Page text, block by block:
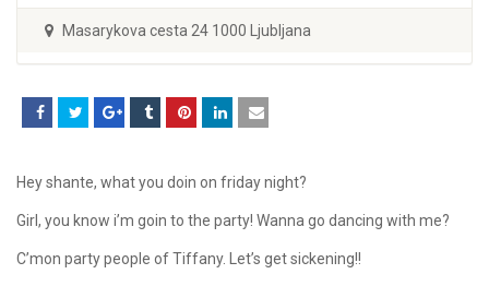
Masarykova cesta 24 1000 Ljubljana
Hey shante, what you doin on friday night?
Girl, you know i’m goin to the party! Wanna go dancing with me?
C’mon party people of Tiffany. Let’s get sickening!!